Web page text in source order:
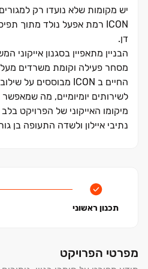
יש מקומות שלא נועדו רק
ICON רמת אפעל נולד מתוך
דן.
הבניין מתאפיין בסגנון אייקוני
מסחר פעילה וקומת משרדים
החיים ב
מבוססים על
לשירותים יומיומיים, מה
מיקומו האייקוני של הפרויקט
נתיבי איילון ולשדה התעופה בן
תכנון ראשוני
מפרטי הפרויקט